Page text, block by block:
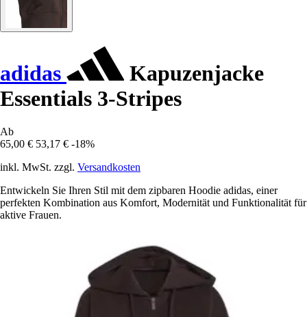
adidas
Kapuzenjacke
Essentials 3-Stripes
Ab
65,00 € 53,17 € -18%
inkl. MwSt. zzgl. Versandkosten
Entwickeln Sie Ihren Stil mit dem zipbaren Hoodie adidas, einer
perfekten Kombination aus Komfort, Modernität und Funktionalität für
aktive Frauen.